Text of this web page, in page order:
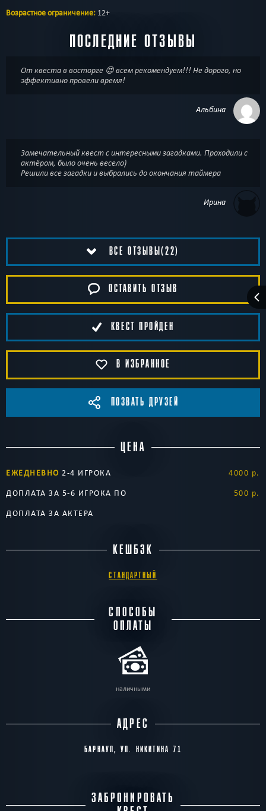
Возрастное ограничение: 12+
ПОСЛЕДНИЕ ОТЗЫВЫ
От квеста в восторге 😍 всем рекомендуем!!! Не дорого, но
эффективно провели время!
Альбина
Замечательный квест с интересными загадками. Проходили с
актёром, было очень весело)
Решили все загадки и выбрались до окончания таймера
Ирина
ВСЕ ОТЗЫВЫ(22)
ОСТАВИТЬ ОТЗЫВ
КВЕСТ ПРОЙДЕН
В ИЗБРАННОЕ
ПОЗВАТЬ ДРУЗЕЙ
ЦЕНА
ЕЖЕДНЕВНО 2-4 ИГРОКА
4000 р.
ДОПЛАТА ЗА 5-6 ИГРОКА ПО
500 р.
ДОПЛАТА ЗА АКТЕРА
КЕШБЭК
СТАНДАРТНЫЙ
СПОСОБЫ
ОПЛАТЫ
наличными
АДРЕС
БАРНАУЛ, УЛ. НИКИТИНА 71
ЗАБРОНИРОВАТЬ